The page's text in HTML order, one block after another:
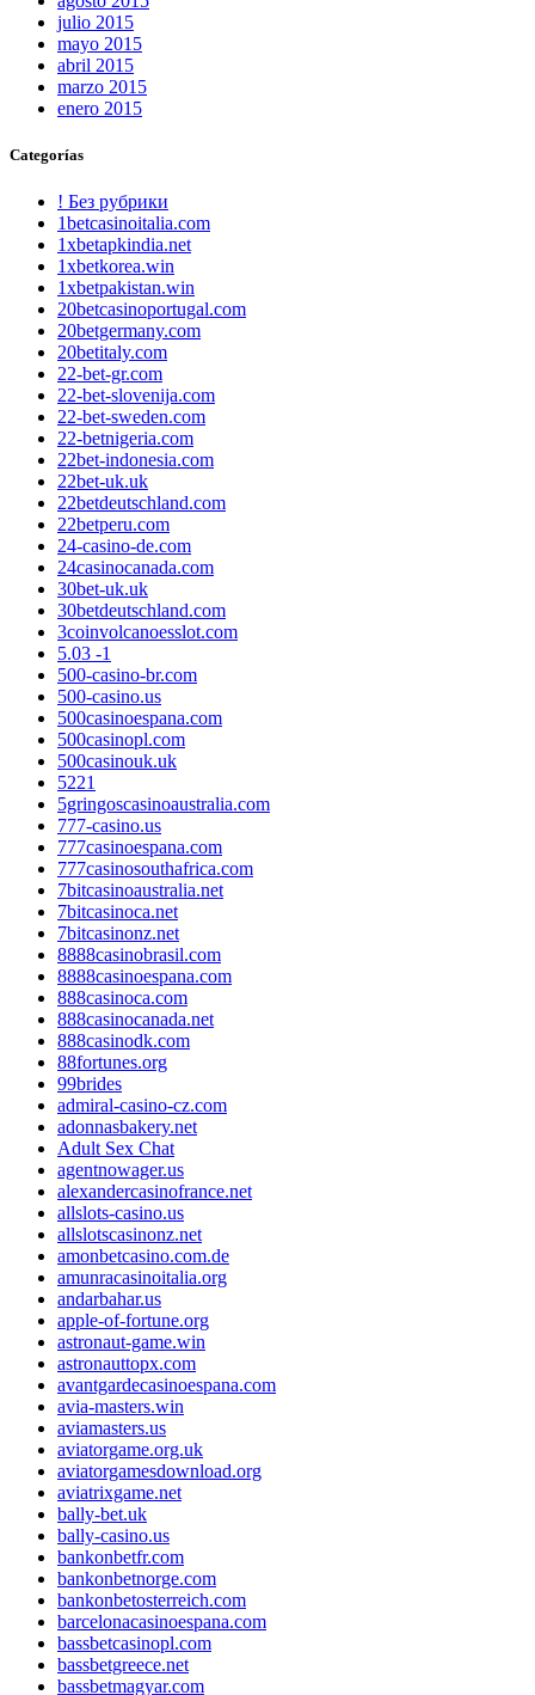
julio 2015
mayo 2015
abril 2015
marzo 2015
enero 2015
Categorías
! Без рубрики
1betcasinoitalia.com
1xbetapkindia.net
1xbetkorea.win
1xbetpakistan.win
20betcasinoportugal.com
20betgermany.com
20betitaly.com
22-bet-gr.com
22-bet-slovenija.com
22-bet-sweden.com
22-betnigeria.com
22bet-indonesia.com
22bet-uk.uk
22betdeutschland.com
22betperu.com
24-casino-de.com
24casinocanada.com
30bet-uk.uk
30betdeutschland.com
3coinvolcanoesslot.com
5.03 -1
500-casino-br.com
500-casino.us
500casinoespana.com
500casinopl.com
500casinouk.uk
5221
5gringoscasinoaustralia.com
777-casino.us
777casinoespana.com
777casinosouthafrica.com
7bitcasinoaustralia.net
7bitcasinoca.net
7bitcasinonz.net
8888casinobrasil.com
8888casinoespana.com
888casinoca.com
888casinocanada.net
888casinodk.com
88fortunes.org
99brides
admiral-casino-cz.com
adonnasbakery.net
Adult Sex Chat
agentnowager.us
alexandercasinofrance.net
allslots-casino.us
allslotscasinonz.net
amonbetcasino.com.de
amunracasinoitalia.org
andarbahar.us
apple-of-fortune.org
astronaut-game.win
astronauttopx.com
avantgardecasinoespana.com
avia-masters.win
aviamasters.us
aviatorgame.org.uk
aviatorgamesdownload.org
aviatrixgame.net
bally-bet.uk
bally-casino.us
bankonbetfr.com
bankonbetnorge.com
bankonbetosterreich.com
barcelonacasinoespana.com
bassbetcasinopl.com
bassbetgreece.net
bassbetmagyar.com